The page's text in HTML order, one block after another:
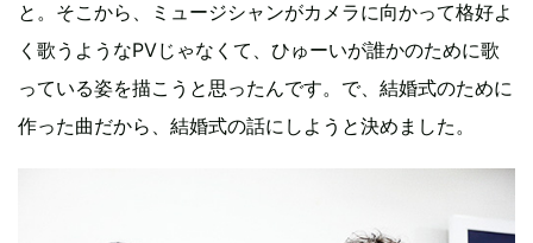
と。そこから、ミュージシャンがカメラに向かって格好よ
く歌うようなPVじゃなくて、ひゅーいが誰かのために歌
っている姿を描こうと思ったんです。で、結婚式のために
作った曲だから、結婚式の話にしようと決めました。